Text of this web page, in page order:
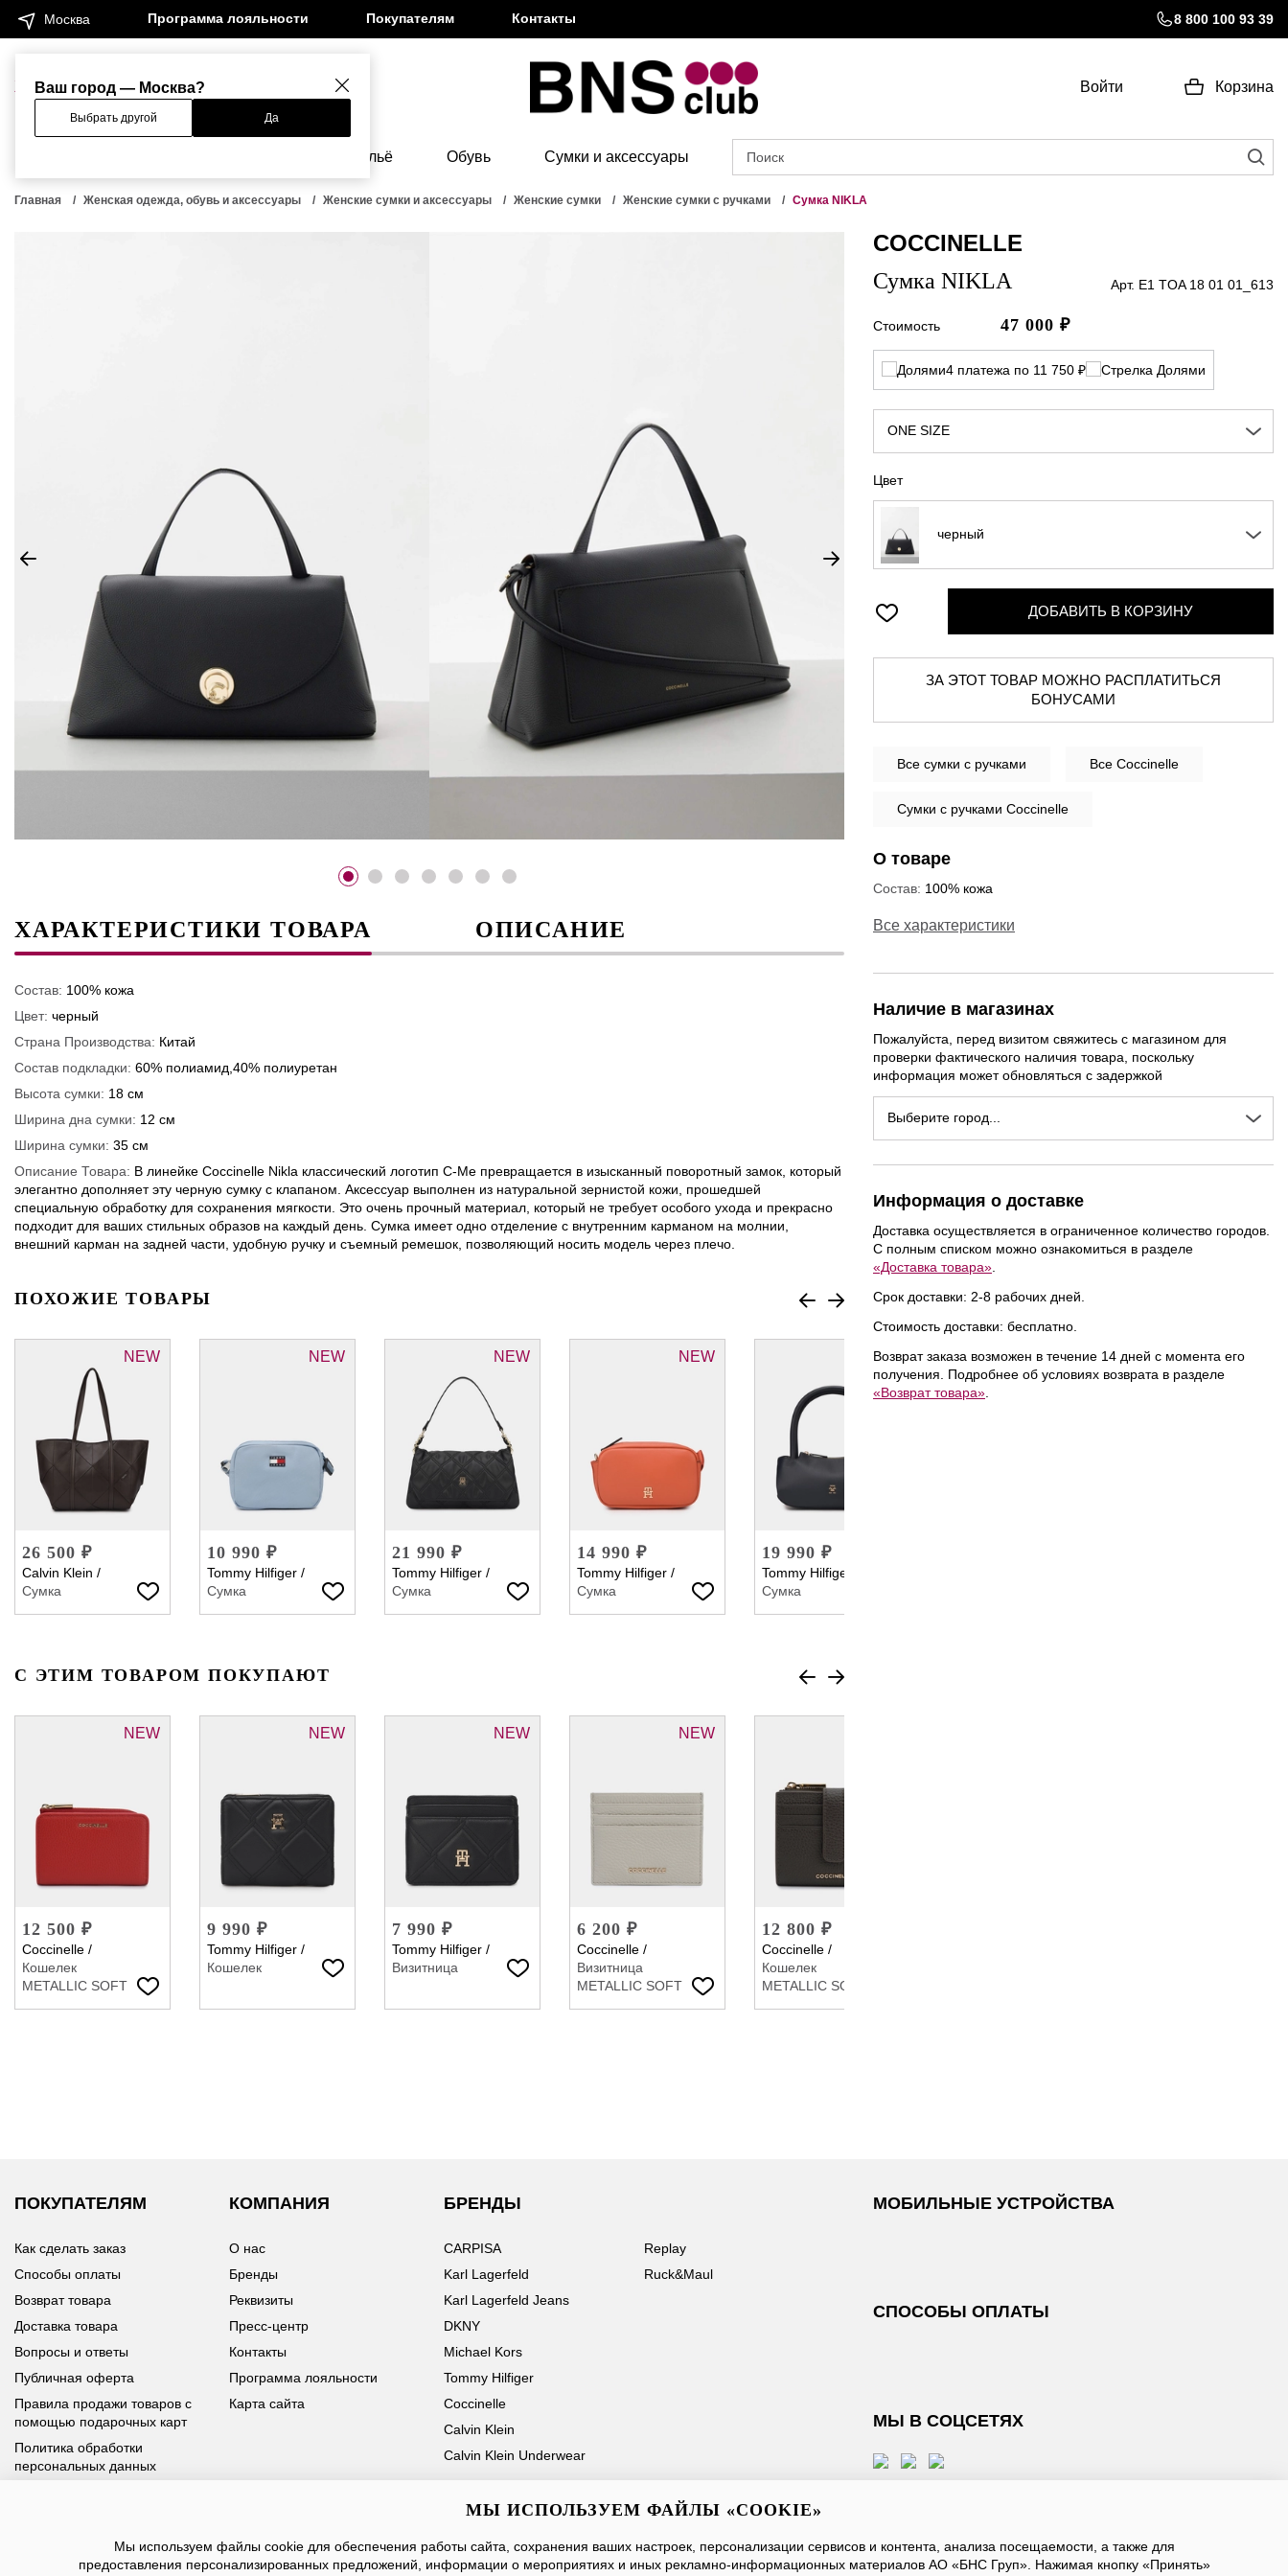
Ваш город — Москва?
Выбрать другой Да
Москва Программа лояльности Покупателям Контакты 8 800 100 93 39
Женщинам Мужчинам Войти Корзина
Бельё Обувь Сумки и аксессуары
Главная Женская одежда, обувь и аксессуары Женские сумки и аксессуары Женские сумки Женские сумки с ручками Сумка NIKLA
ХАРАКТЕРИСТИКИ ТОВАРА ОПИСАНИЕ
Состав: 100% кожа
Цвет: черный
Страна Производства: Китай
Состав подкладки: 60% полиамид,40% полиуретан
Высота сумки: 18 см
Ширина дна сумки: 12 см
Ширина сумки: 35 см
Описание Товара: В линейке Coccinelle Nikla классический логотип C-Me превращается в изысканный поворотный замок, который
элегантно дополняет эту черную сумку с клапаном. Аксессуар выполнен из натуральной зернистой кожи, прошедшей
специальную обработку для сохранения мягкости. Это очень прочный материал, который не требует особого ухода и прекрасно
подходит для ваших стильных образов на каждый день. Сумка имеет одно отделение с внутренним карманом на молнии,
внешний карман на задней части, удобную ручку и съемный ремешок, позволяющий носить модель через плечо.
ПОХОЖИЕ ТОВАРЫ
NEW
26 500 ₽
Calvin Klein /
Сумка
NEW
10 990 ₽
Tommy Hilfiger /
Сумка
NEW
21 990 ₽
Tommy Hilfiger /
Сумка
NEW
14 990 ₽
Tommy Hilfiger /
Сумка
NEW
19 990 ₽
Tommy Hilfiger
Сумка
NEW NEW
С ЭТИМ ТОВАРОМ ПОКУПАЮТ
NEW
12 500 ₽
Coccinelle /
Кошелек
METALLIC SOFT
NEW
9 990 ₽
Tommy Hilfiger /
Кошелек
NEW
7 990 ₽
Tommy Hilfiger /
Визитница
NEW
6 200 ₽
Coccinelle /
Визитница
METALLIC SOFT
12 800 ₽
Coccinelle /
Кошелек
METALLIC SOFT
COCCINELLE
Сумка NIKLA Арт. E1 TOA 18 01 01_613
Стоимость 47 000 ₽
4 платежа по 11 750 ₽
ONE SIZE
Цвет
черный
ДОБАВИТЬ В КОРЗИНУ
ЗА ЭТОТ ТОВАР МОЖНО РАСПЛАТИТЬСЯ
БОНУСАМИ
Все сумки с ручками Все Coccinelle
Сумки с ручками Coccinelle
О товаре
Состав: 100% кожа
Все характеристики
Наличие в магазинах
Пожалуйста, перед визитом свяжитесь с магазином для
проверки фактического наличия товара, поскольку
информация может обновляться с задержкой
Выберите город...
Информация о доставке
Доставка осуществляется в ограниченное количество городов.
С полным списком можно ознакомиться в разделе
«Доставка товара»
Срок доставки: 2-8 рабочих дней.
Стоимость доставки: бесплатно.
Возврат заказа возможен в течение 14 дней с момента его
получения. Подробнее об условиях возврата в разделе
«Возврат товара»
ПОКУПАТЕЛЯМ
Как сделать заказ
Способы оплаты
Возврат товара
Доставка товара
Вопросы и ответы
Публичная оферта
Правила продажи товаров с
помощью подарочных карт
Политика обработки
персональных данных
КОМПАНИЯ
О нас
Бренды
Реквизиты
Пресс-центр
Контакты
Программа лояльности
Карта сайта
БРЕНДЫ
CARPISA
Karl Lagerfeld
Karl Lagerfeld Jeans
DKNY
Michael Kors
Tommy Hilfiger
Coccinelle
Calvin Klein
Calvin Klein Underwear
Replay
Ruck&Maul
МОБИЛЬНЫЕ УСТРОЙСТВА
СПОСОБЫ ОПЛАТЫ
МЫ В СОЦСЕТЯХ
У вас возникли вопросы?
Позвоните нам по телефону8 800 100 93 39или заполните
Ваше имя Email
МЫ ИСПОЛЬЗУЕМ ФАЙЛЫ «COOKIE»
Мы используем файлы cookie для обеспечения работы сайта, сохранения ваших настроек, персонализации сервисов и контента, анализа посещаемости, а также для
предоставления персонализированных предложений, информации о мероприятиях и иных рекламно-информационных материалов АО «БНС Груп». Нажимая кнопку «Принять»